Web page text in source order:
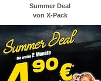
Summer Deal
von X-Pack